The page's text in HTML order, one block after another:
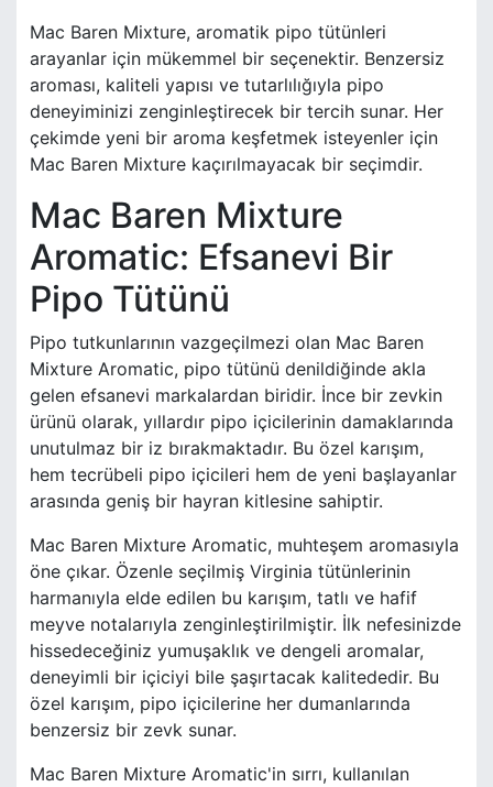
Mac Baren Mixture, aromatik pipo tütünleri
arayanlar için mükemmel bir seçenektir. Benzersiz
aroması, kaliteli yapısı ve tutarlılığıyla pipo
deneyiminizi zenginleştirecek bir tercih sunar. Her
çekimde yeni bir aroma keşfetmek isteyenler için
Mac Baren Mixture kaçırılmayacak bir seçimdir.
Mac Baren Mixture
Aromatic: Efsanevi Bir
Pipo Tütünü
Pipo tutkunlarının vazgeçilmezi olan Mac Baren
Mixture Aromatic, pipo tütünü denildiğinde akla
gelen efsanevi markalardan biridir. İnce bir zevkin
ürünü olarak, yıllardır pipo içicilerinin damaklarında
unutulmaz bir iz bırakmaktadır. Bu özel karışım,
hem tecrübeli pipo içicileri hem de yeni başlayanlar
arasında geniş bir hayran kitlesine sahiptir.
Mac Baren Mixture Aromatic, muhteşem aromasıyla
öne çıkar. Özenle seçilmiş Virginia tütünlerinin
harmanıyla elde edilen bu karışım, tatlı ve hafif
meyve notalarıyla zenginleştirilmiştir. İlk nefesinizde
hissedeceğiniz yumuşaklık ve dengeli aromalar,
deneyimli bir içiciyi bile şaşırtacak kalitededir. Bu
özel karışım, pipo içicilerine her dumanlarında
benzersiz bir zevk sunar.
Mac Baren Mixture Aromatic'in sırrı, kullanılan